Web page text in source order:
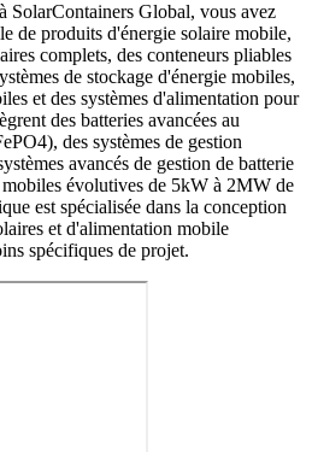
SolarContainers Global, vous avez
de produits d'énergie solaire mobile,
complets, des conteneurs pliables
de stockage d'énergie mobiles,
et des systèmes d'alimentation pour
des batteries avancées au
des systèmes de gestion
avancés de gestion de batterie
mobiles évolutives de 5kW à 2MW de
est spécialisée dans la conception
et d'alimentation mobile
spécifiques de projet.